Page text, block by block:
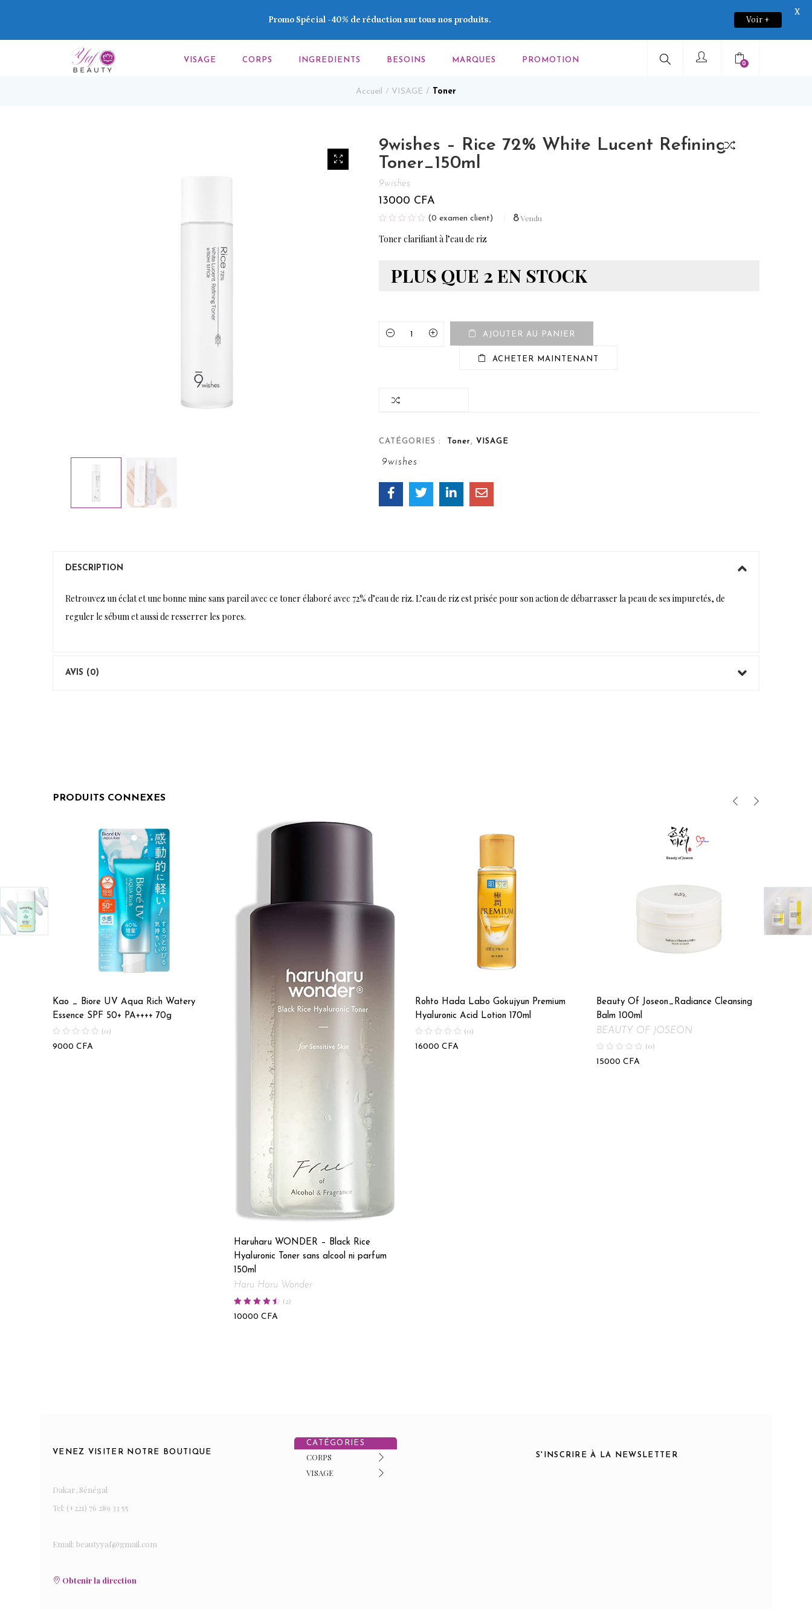
VISAGE CORPS INGREDIENTS BESOINS MARQUES PROMOTION 0
Accueil VISAGE Toner
9wishes – Rice 72% White Lucent Refining
Toner_150ml
9wishes
13000 CFA
(0 examen client) 8Vendu
Toner clarifiant à l’eau de riz
PLUS QUE 2 EN STOCK
AJOUTER AU PANIER
ACHETER MAINTENANT
CATÉGORIES : Toner, VISAGE
9wishes
DESCRIPTION
Retrouvez un éclat et une bonne mine sans pareil avec ce toner élaboré avec 72% d’eau de riz. L’eau de riz est prisée pour son action de débarrasser la peau de ses impuretés, de
reguler le sébum et aussi de resserrer les pores.
AVIS (0)
PRODUITS CONNEXES
Kao _ Biore UV Aqua Rich Watery
Essence SPF 50+ PA++++ 70g
(0)
9000 CFA
Haruharu WONDER – Black Rice
Hyaluronic Toner sans alcool ni parfum
150ml
Haru Haru Wonder
4.50
sur 5
(2)
10000 CFA
Rohto Hada Labo Gokujyun Premium
Hyaluronic Acid Lotion 170ml
(0)
16000 CFA
Beauty Of Joseon_Radiance Cleansing
Balm 100ml
BEAUTY OF JOSEON
(0)
15000 CFA
VENEZ VISITER NOTRE BOUTIQUE
Dakar, Sénégal
Tel: (+221) 76 289 33 55
Email: beautyyaf@gmail.com
Obtenir la direction
CATÉGORIES
CORPS
VISAGE
S'INSCRIRE À LA NEWSLETTER
Promo Spécial -40% de réduction sur tous nos produits. Voir +
X